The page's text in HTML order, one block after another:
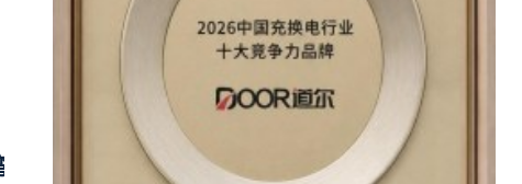
知名品牌”双重认证